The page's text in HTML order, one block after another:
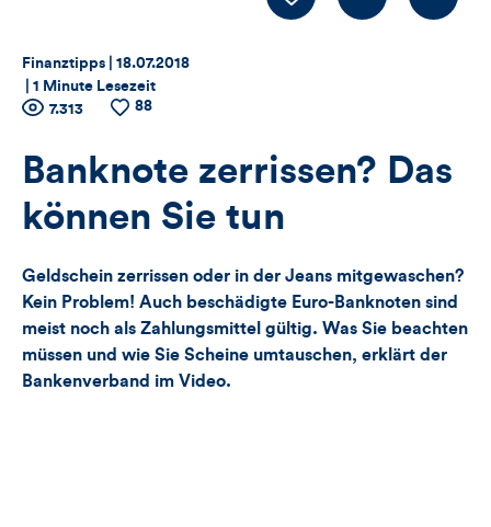
Thema:
Finanztipps | Datum:
18.07.2018
1 Minute Lesezeit
Zähler
für
Views,
Likes
und
Kommentare
dieses
Anzahl
Views
7.313
Anzahl
88
Banknote zerrissen? Das
können Sie tun
Geldschein zerrissen oder in der Jeans mitgewaschen?
Kein Problem! Auch beschädigte Euro-Banknoten sind
meist noch als Zahlungsmittel gültig. Was Sie beachten
müssen und wie Sie Scheine umtauschen, erklärt der
Bankenverband im Video.